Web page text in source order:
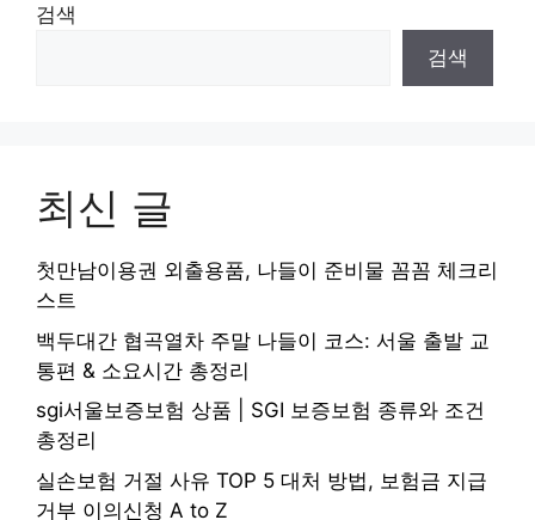
검색
검색
최신 글
첫만남이용권 외출용품, 나들이 준비물 꼼꼼 체크리
스트
백두대간 협곡열차 주말 나들이 코스: 서울 출발 교
통편 & 소요시간 총정리
sgi서울보증보험 상품 | SGI 보증보험 종류와 조건
총정리
실손보험 거절 사유 TOP 5 대처 방법, 보험금 지급
거부 이의신청 A to Z